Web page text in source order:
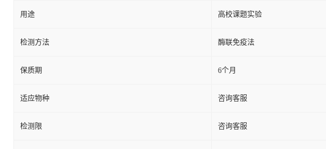
用途 高校课题实验
检测方法 酶联免疫法
保质期 6个月
适应物种 咨询客服
检测限 咨询客服